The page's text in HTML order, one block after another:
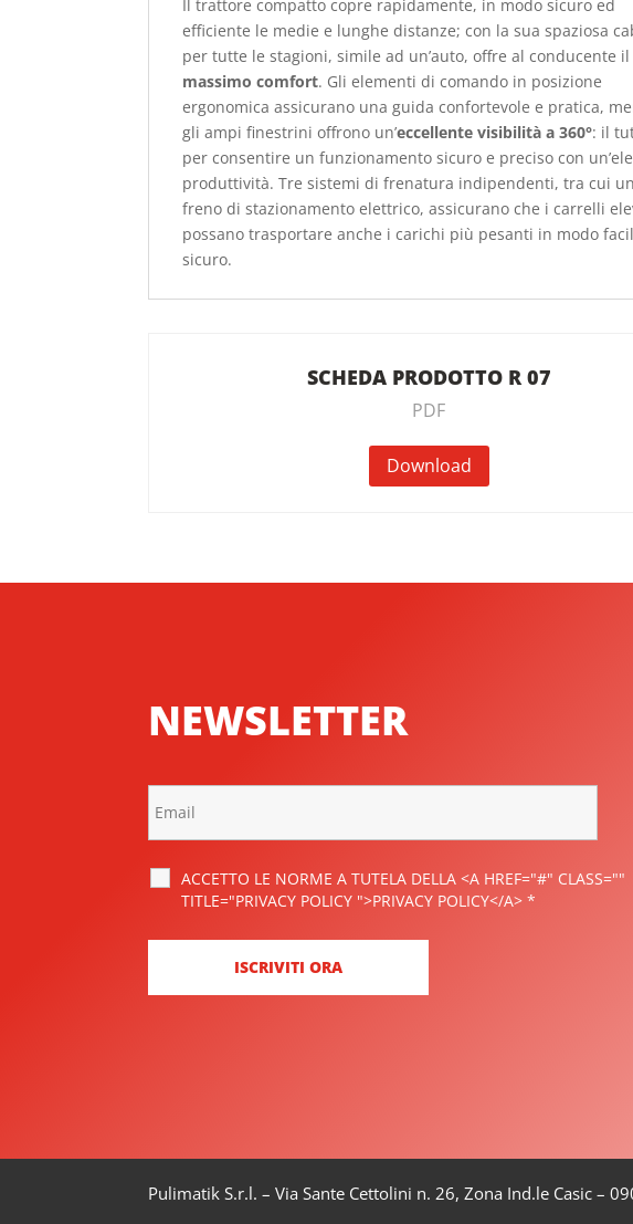
Il trattore compatto copre rapidamente, in modo sicuro ed
efficiente le medie e lunghe distanze; con la sua spaziosa
per tutte le stagioni, simile ad un’auto, offre al conducente il
massimo comfort. Gli elementi di comando in posizione
ergonomica assicurano una guida confortevole e pratica,
gli ampi finestrini offrono un’eccellente visibilità a 360°: il
per consentire un funzionamento sicuro e preciso con
produttività. Tre sistemi di frenatura indipendenti, tra cui un
freno di stazionamento elettrico, assicurano che i carrelli
possano trasportare anche i carichi più pesanti in modo
sicuro.
SCHEDA PRODOTTO R 07
PDF
Download
NEWSLETTER
ACCETTO LE NORME A TUTELA DELLA <A HREF="#" CLASS=""
TITLE="PRIVACY POLICY ">PRIVACY POLICY</A>*
Pulimatik S.r.l. – Via Sante Cettolini n. 26, Zona Ind.le Casic –